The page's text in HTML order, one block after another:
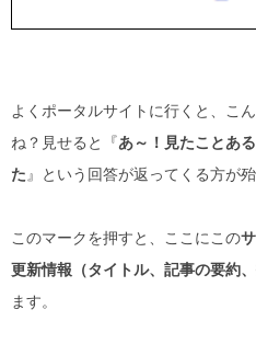
よくポータルサイトに行くと、こ
ね？見せると『あ～！見たことあ
た 』という回答が返ってくる方が殆
このマークを押すと、ここにこの
更新情報（タイトル、記事の要約、
ます。